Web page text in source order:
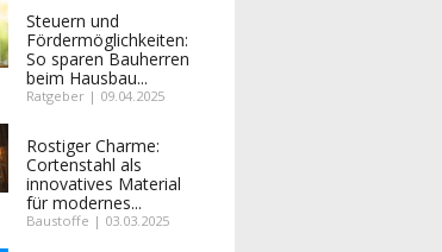
Steuern und
Fördermöglichkeiten:
So sparen Bauherren
beim Hausbau...
Ratgeber | 09.04.2025
Rostiger Charme:
Cortenstahl als
innovatives Material
für modernes...
Baustoffe | 03.03.2025